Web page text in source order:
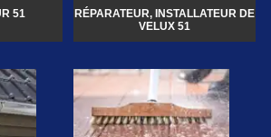
51
RÉPARATEUR, INSTALLATEUR DE
VELUX 51